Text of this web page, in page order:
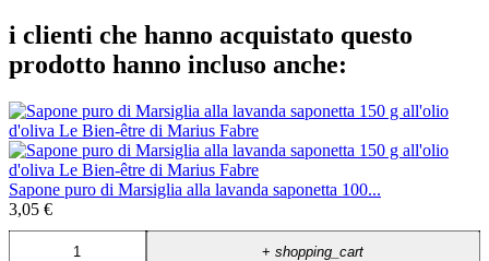
i clienti che hanno acquistato questo
prodotto hanno incluso anche:
Sapone puro di Marsiglia alla lavanda saponetta 100...
3,05 €
+shopping_cart